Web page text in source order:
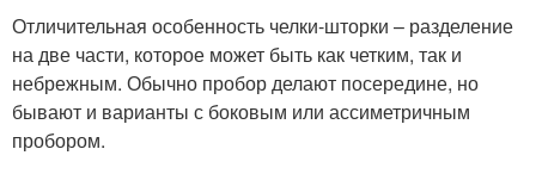
Отличительная особенность челки-шторки – разделение
на две части, которое может быть как четким, так и
небрежным. Обычно пробор делают посередине, но
бывают и варианты с боковым или ассиметричным
пробором.